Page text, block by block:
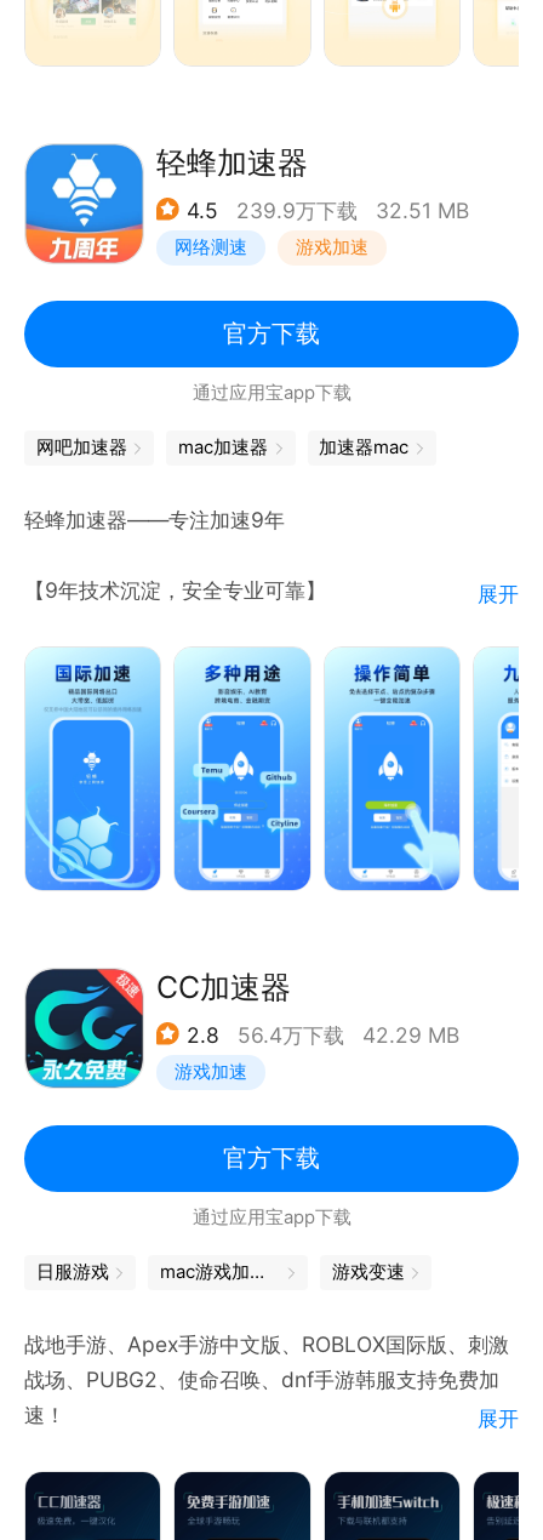
【银行级专线-极速稳定】
Ping，稳定低延迟，流畅不掉线，海量网络加速器节
点，畅快游戏超稳定！
【时长七端通用 - 按分钟计费】
雷神加速时长可在雷神Windowns端、Mac端、网吧
端使用，按分钟计费，随时可暂停，一次购买相当于长
久使用，超省钱，超省心!
【覆盖硬件加速 - 路由器/加速盒子/路由器插件】
雷神手游加速器除海量手游加速外，支持绑定硬件设备
接网络外，同
轻蜂加速器
4.5 239.9万下载 32.51 MB
网络测速 游戏加速
官方下载
通过应用宝app下载
网吧加速器 mac加速器 加速器mac
轻蜂加速器——专注加速9年
【9年技术沉淀，安全专业可靠】
普通加速器。
【高带宽承载，万人并发不卡顿】
高峰时段也能保障视频流畅播放、游戏不丢包、文件秒
速加载。
【精准场景优化，覆盖全领域需求】
1、国际教育：高效学习不卡顿
支持课程平台高清视频秒开，助力留学生、科研党高效
学习！
2、海淘购物：跨境电商快人一步
优化电商平台访问路径，页面加载速度提升n倍！
3、外服游戏：低延迟畅玩全球
4、跨国办公：高效协同无国界
一键解锁代码仓库、跨国会议等，提升远程办公效率！
5、国际金融：毫秒级响应，抢占交易先机
金融级安全通道，绝不因网速错失交易时机！
展开
CC加速器
2.8 56.4万下载 42.29 MB
游戏加速
官方下载
通过应用宝app下载
日服游戏 mac游戏加速器 游戏变速
战地手游、Apex手游中文版、ROBLOX国际版、刺激
战场、PUBG2、使命召唤、dnf手游韩服支持免费加
速！
务的手游加速器，一键加速全球上万款热门游戏,告别
手机网络卡顿、延迟、加载慢等问题。游戏加速，就上
展开